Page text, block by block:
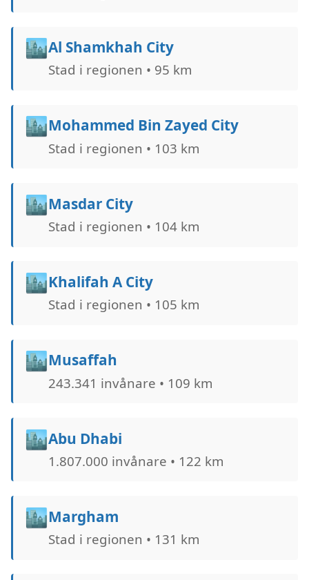
🏙️Al Shamkhah City
Stad i regionen • 95 km
🏙️Mohammed Bin Zayed City
Stad i regionen • 103 km
🏙️Masdar City
Stad i regionen • 104 km
🏙️Khalifah A City
Stad i regionen • 105 km
🏙️Musaffah
243.341 invånare • 109 km
🏙️Abu Dhabi
1.807.000 invånare • 122 km
🏙️Margham
Stad i regionen • 131 km